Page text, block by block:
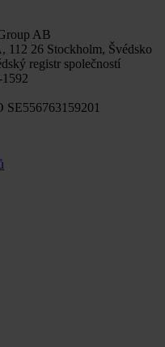
AB
112 26 Stockholm, Švédsko
registr společností
SE556763159201